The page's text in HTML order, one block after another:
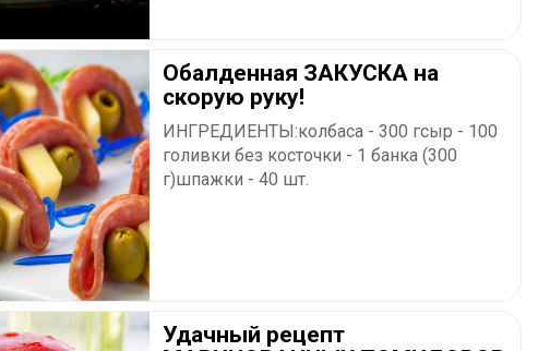
Обалденная ЗАКУСКА на
скорую руку!
ИНГРЕДИЕНТЫ:колбаса - 300 гсыр - 100
голивки без косточки - 1 банка (300
г)шпажки - 40 шт.
Удачный рецепт